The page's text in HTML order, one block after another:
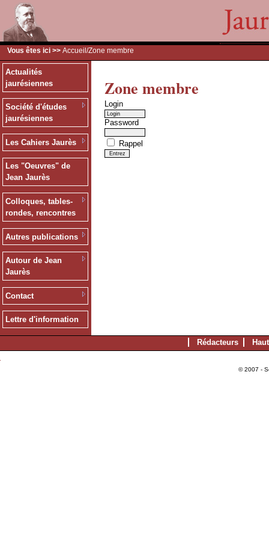
Vous êtes ici >> Accueil /Zone membre
Actualités
jaurésiennes
Société d'études
jaurésiennes
Les Cahiers Jaurès
Les "Oeuvres" de
Jean Jaurès
Colloques, tables-
rondes, rencontres
Autres publications
Autour de Jean
Jaurès
Contact
Lettre d'information
Zone membre
Login
Password
Rappel
Rédacteurs
© 2007 -